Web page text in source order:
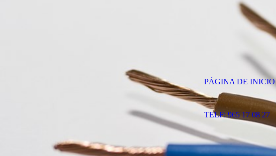
PÁGINA DE INICIO
TELF: 965 17 08 27